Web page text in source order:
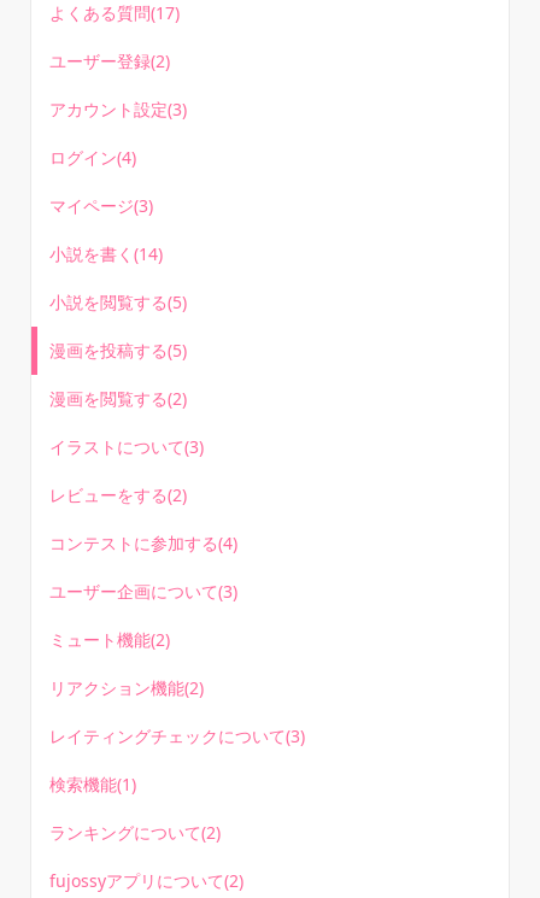
よくある質問(17)
ユーザー登録(2)
アカウント設定(3)
ログイン(4)
マイページ(3)
小説を書く(14)
小説を閲覧する(5)
漫画を投稿する(5)
漫画を閲覧する(2)
イラストについて(3)
レビューをする(2)
コンテストに参加する(4)
ユーザー企画について(3)
ミュート機能(2)
リアクション機能(2)
レイティングチェックについて(3)
検索機能(1)
ランキングについて(2)
fujossyアプリについて(2)